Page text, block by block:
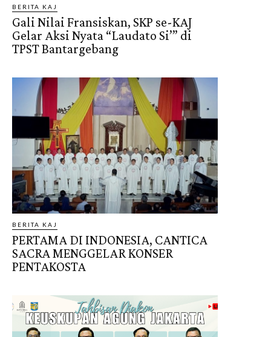
BERITA KAJ
Gali Nilai Fransiskan, SKP se-KAJ
Gelar Aksi Nyata “Laudato Si’” di
TPST Bantargebang
BERITA KAJ
PERTAMA DI INDONESIA, CANTICA
SACRA MENGGELAR KONSER
PENTAKOSTA